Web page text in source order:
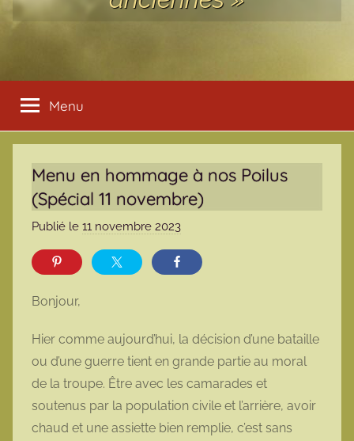
Menu
Menu en hommage à nos Poilus
(Spécial 11 novembre)
Publié le 11 novembre 2023
a
o
t
t
e
Bonjour,
Hier comme aujourd’hui, la décision d’une bataille
ou d’une guerre tient en grande partie au moral
de la troupe. Être avec les camarades et
soutenus par la population civile et l’arrière, avoir
chaud et une assiette bien remplie, c’est sans